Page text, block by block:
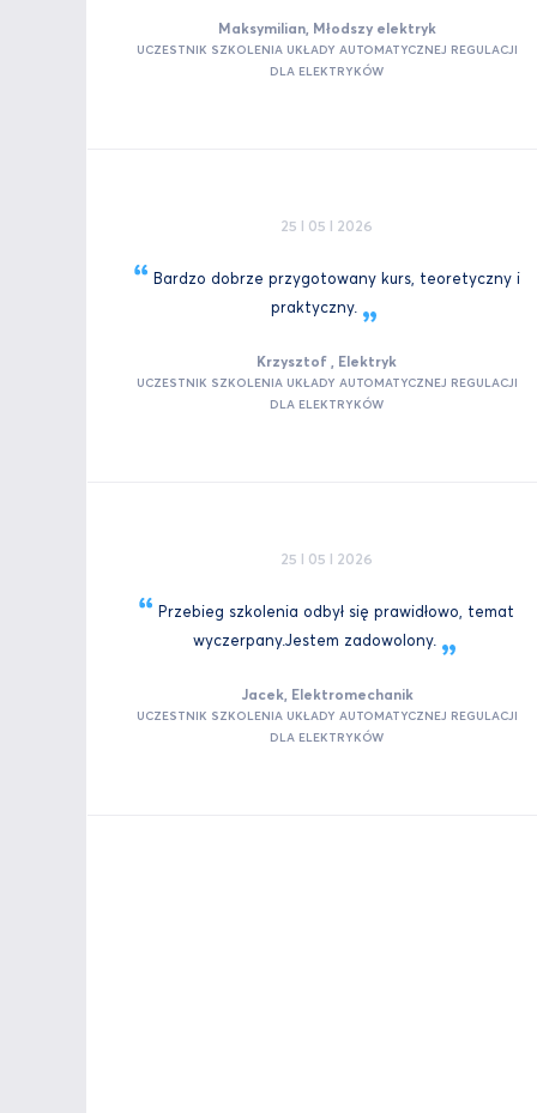
Maksymilian, Młodszy elektryk
UCZESTNIK SZKOLENIA UKŁADY AUTOMATYCZNEJ REGULACJI
DLA ELEKTRYKÓW
25 I 05 I 2026
Bardzo dobrze przygotowany kurs, teoretyczny i
praktyczny.
Krzysztof , Elektryk
UCZESTNIK SZKOLENIA UKŁADY AUTOMATYCZNEJ REGULACJI
DLA ELEKTRYKÓW
25 I 05 I 2026
Przebieg szkolenia odbył się prawidłowo, temat
wyczerpany.Jestem zadowolony.
Jacek, Elektromechanik
UCZESTNIK SZKOLENIA UKŁADY AUTOMATYCZNEJ REGULACJI
DLA ELEKTRYKÓW